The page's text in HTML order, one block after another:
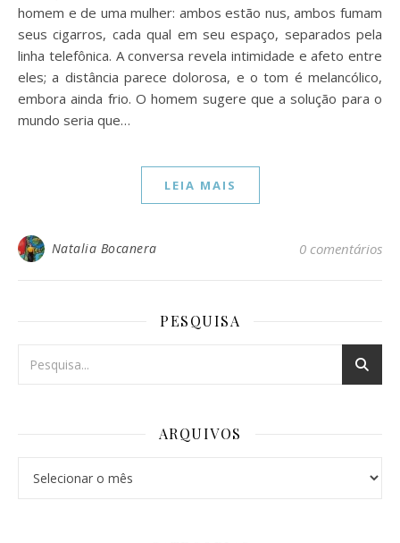
homem e de uma mulher: ambos estão nus, ambos fumam
seus cigarros, cada qual em seu espaço, separados pela
linha telefônica. A conversa revela intimidade e afeto entre
eles; a distância parece dolorosa, e o tom é melancólico,
embora ainda frio. O homem sugere que a solução para o
mundo seria que…
LEIA MAIS
Natalia Bocanera 0 comentários
PESQUISA
ARQUIVOS